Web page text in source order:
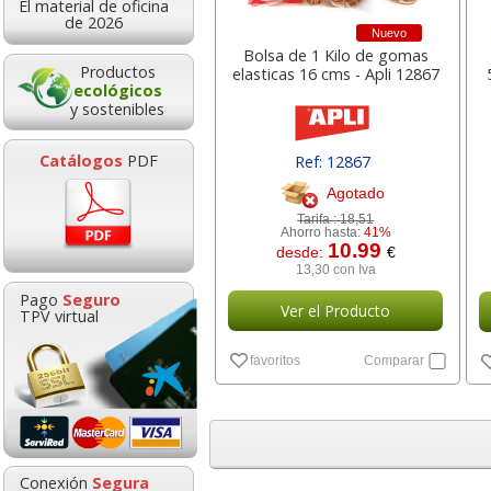
El material de oficina
de 2026
Productos
ecológicos
y sostenibles
Catálogos PDF
Pago Seguro
TPV virtual
Conexión Segura
Nuevo
Bolsa de 1 Kilo de gomas
elasticas 16 cms - Apli 12867
Ref: 12867
Agotado
Tarifa :18,51
Ahorro hasta: 41%
desde: 10.99 €
13,30 con Iva
Ver el Producto
favoritos Comparar
desde:
2,36 con Iva
Bloc notas adhesivas
76x76 100h Rosa chicle
neón fluor
desde:
0,59 con Iva
200B
etiquetadora
41,47 con
Goma de borrar
moldeable maleable
para carboncillo o
HP 304 302